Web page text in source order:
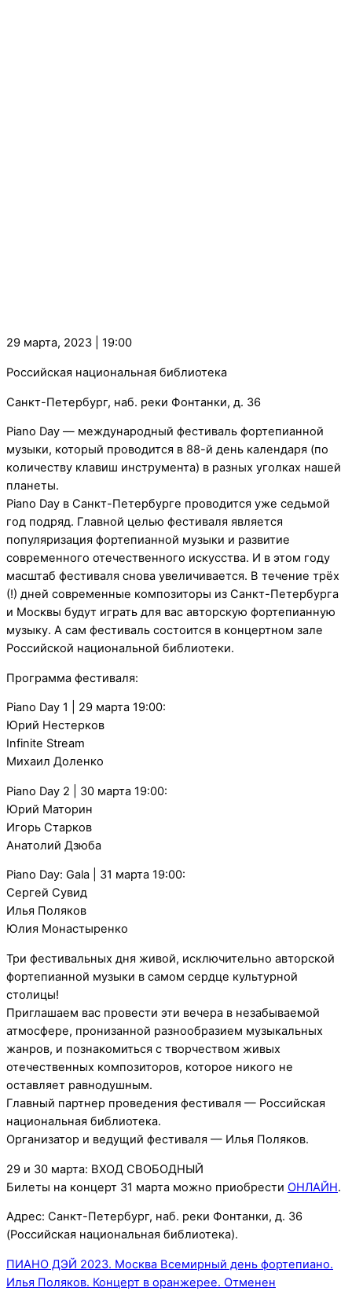
29 марта, 2023 | 19:00
Российская национальная библиотека
Санкт-Петербург, наб. реки Фонтанки, д. 36
Piano Day — международный фестиваль фортепианной
музыки, который проводится в 88-й день календаря (по
количеству клавиш инструмента) в разных уголках нашей
планеты.
Piano Day в Санкт-Петербурге проводится уже седьмой
год подряд. Главной целью фестиваля является
популяризация фортепианной музыки и развитие
современного отечественного искусства. И в этом году
масштаб фестиваля снова увеличивается. В течение трёх
(!) дней современные композиторы из Санкт-Петербурга
и Москвы будут играть для вас авторскую фортепианную
музыку. А сам фестиваль состоится в концертном зале
Российской национальной библиотеки.
Программа фестиваля:
Piano Day 1 | 29 марта 19:00:
Юрий Нестерков
Infinite Stream
Михаил Доленко
Piano Day 2 | 30 марта 19:00:
Юрий Маторин
Игорь Старков
Анатолий Дзюба
Piano Day: Gala | 31 марта 19:00:
Сергей Сувид
Илья Поляков
Юлия Монастыренко
Три фестивальных дня живой, исключительно авторской
фортепианной музыки в самом сердце культурной
столицы!
Приглашаем вас провести эти вечера в незабываемой
атмосфере, пронизанной разнообразием музыкальных
жанров, и познакомиться с творчеством живых
отечественных композиторов, которое никого не
оставляет равнодушным.
Главный партнер проведения фестиваля — Российская
национальная библиотека.
Организатор и ведущий фестиваля — Илья Поляков.
29 и 30 марта: ВХОД СВОБОДНЫЙ
Билеты на концерт 31 марта можно приобрести ОНЛАЙН.
Адрес: Санкт-Петербург, наб. реки Фонтанки, д. 36
(Российская национальная библиотека).
ПИАНО ДЭЙ 2023. Москва Всемирный день фортепиано.
Илья Поляков. Концерт в оранжерее. Отменен